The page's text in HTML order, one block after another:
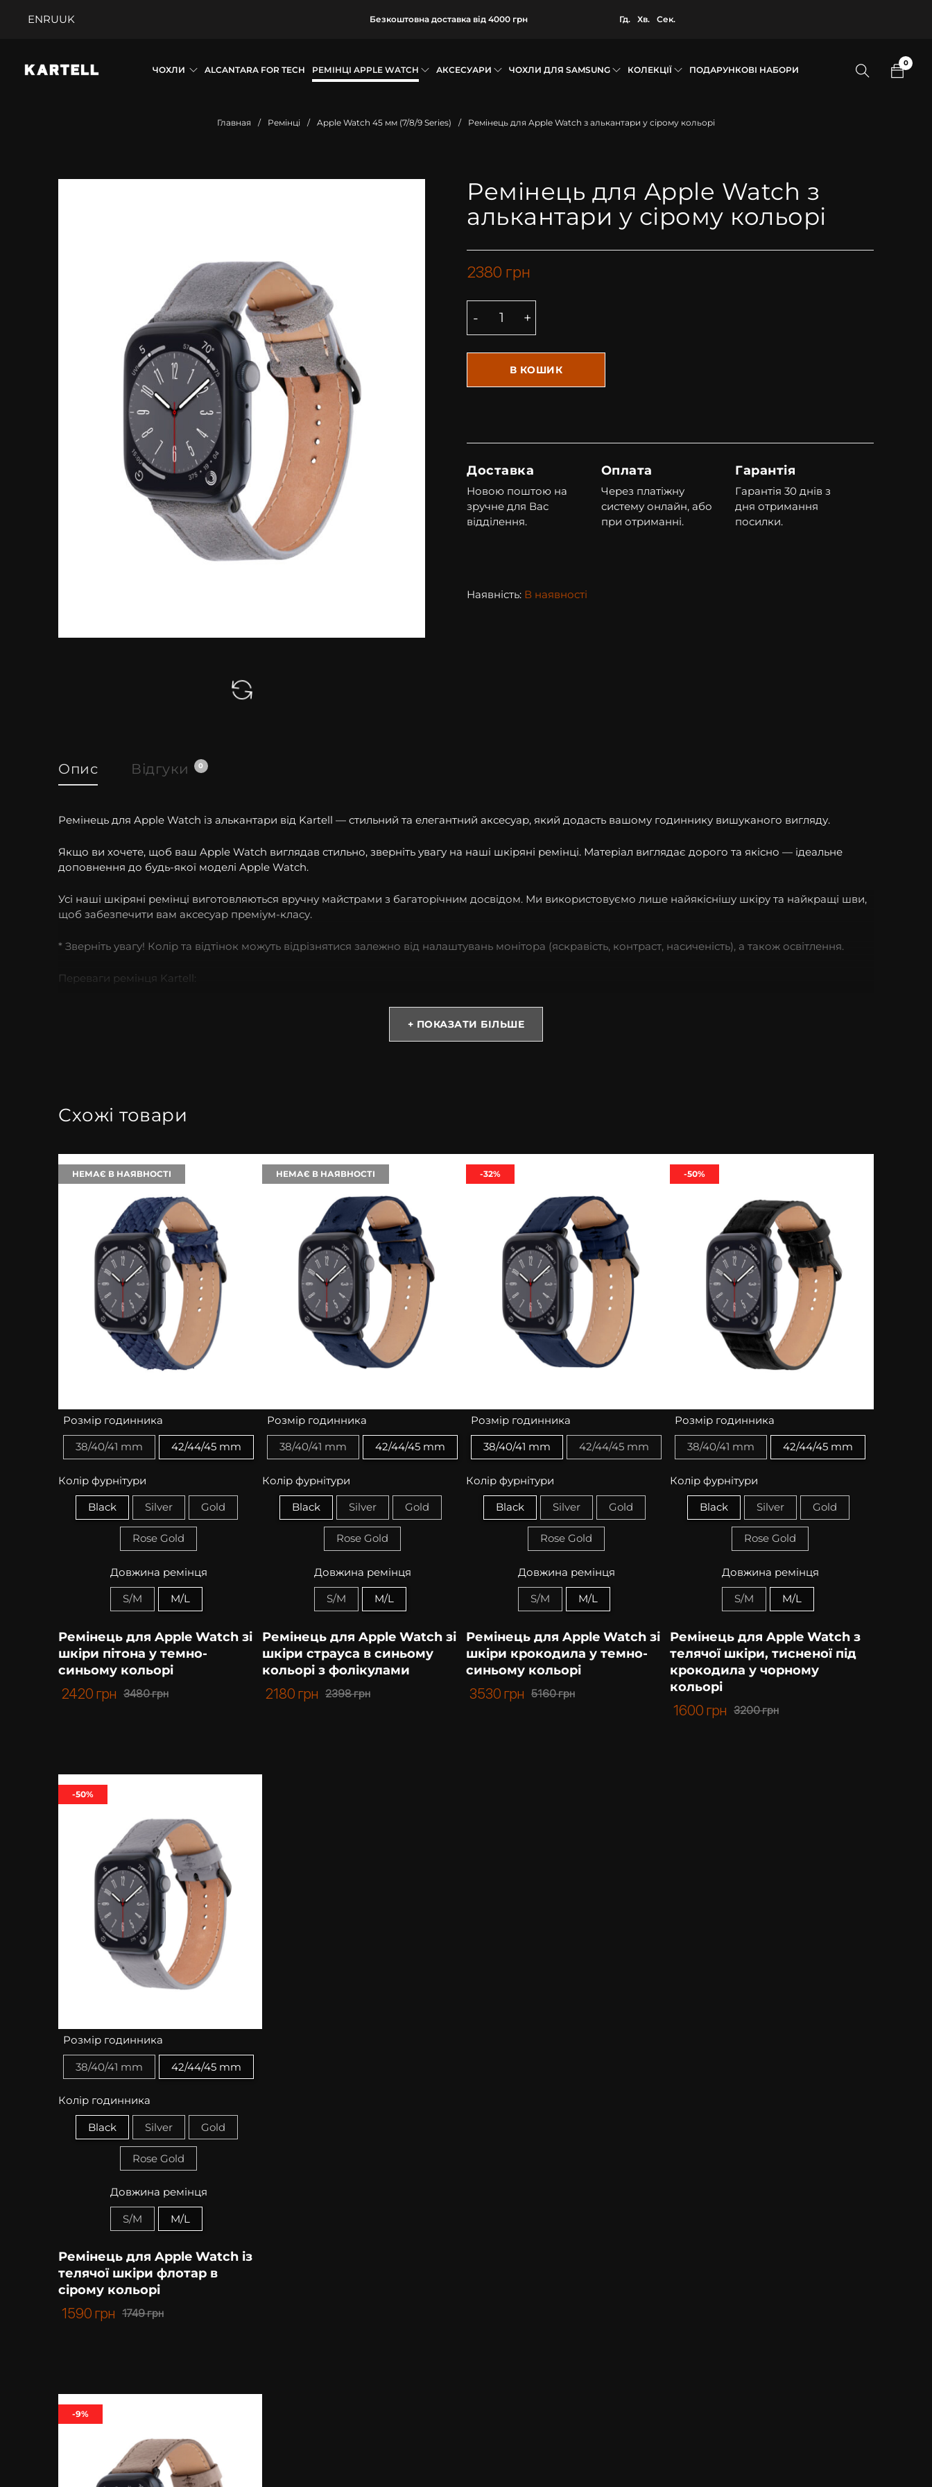
ENRUUK Безкоштовна доставка від 4000 грн Гд. Хв. Сек.
ЧОХЛИ ALCANTARA FOR TECH РЕМІНЦІ APPLE WATCH АКСЕСУАРИ ЧОХЛИ ДЛЯ SAMSUNG КОЛЕКЦІЇ ПОДАРУНКОВІ НАБОРИ
0
Главная / Ремінці / Apple Watch 45 мм (7/8/9 Series) / Ремінець для Apple Watch з алькантари у сірому кольорі
Ремінець для Apple Watch з
алькантари у сірому кольорі
2380 грн
В КОШИК
Доставка
Новою поштою на
зручне для Вас
відділення.
Оплата
Через платіжну
систему онлайн, або
при отриманні.
Гарантія
Гарантія 30 днів з
дня отримання
посилки.
Наявність: В наявності
Опис Відгуки 0
Ремінець для Apple Watch із алькантари від Kartell — стильний та елегантний аксесуар, який додасть вашому годиннику вишуканого вигляду.
Якщо ви хочете, щоб ваш Apple Watch виглядав стильно, зверніть увагу на наші шкіряні ремінці. Матеріал виглядає дорого та якісно — ідеальне
доповнення до будь-якої моделі Apple Watch.
Усі наші шкіряні ремінці виготовляються вручну майстрами з багаторічним досвідом. Ми використовуємо лише найякіснішу шкіру та найкращі шви,
щоб забезпечити вам аксесуар преміум-класу.
* Зверніть увагу! Колір та відтінок можуть відрізнятися залежно від налаштувань монітора (яскравість, контраст, насиченість), а також освітлення.
Переваги ремінця Kartell:
Два розміри: 38/40/41 мм та 42/44/45/49 мм
+ ПОКАЗАТИ БІЛЬШЕ
Схожі товари
Розмір годинника
38/40/41 mm 42/44/45 mm
Колір фурнітури
Black Silver Gold
Rose Gold
Довжина ремінця
S/M M/L
НЕМАЄ В НАЯВНОСТІ
Ремінець для Apple Watch зі
шкіри пітона у темно-
синьому кольорі
3480грн
2420 грн
Розмір годинника
38/40/41 mm 42/44/45 mm
Колір фурнітури
Black Silver Gold
Rose Gold
Довжина ремінця
S/M M/L
НЕМАЄ В НАЯВНОСТІ
Ремінець для Apple Watch зі
шкіри страуса в синьому
кольорі з фолікулами
2398грн
2180 грн
Розмір годинника
38/40/41 mm 42/44/45 mm
Колір фурнітури
Black Silver Gold
Rose Gold
Довжина ремінця
S/M M/L
-32%
Ремінець для Apple Watch зі
шкіри крокодила у темно-
синьому кольорі
5160грн
3530 грн
Розмір годинника
38/40/41 mm 42/44/45 mm
Колір фурнітури
Black Silver Gold
Rose Gold
Довжина ремінця
S/M M/L
-50%
Ремінець для Apple Watch з
телячої шкіри, тисненої під
крокодила у чорному
кольорі
3200грн
1600 грн
Розмір годинника
38/40/41 mm 42/44/45 mm
Колір годинника
Black Silver Gold
Rose Gold
Довжина ремінця
S/M M/L
-50%
Ремінець для Apple Watch із
телячої шкіри флотар в
сірому кольорі
1749грн
1590 грн
-9%